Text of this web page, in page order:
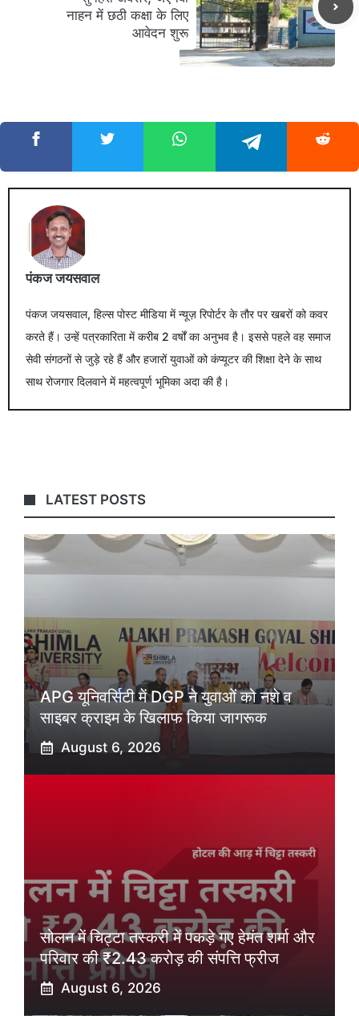
नाहन में छठी कक्षा के लिए
आवेदन शुरू
पंकज जयसवाल
पंकज जयसवाल, हिल्स पोस्ट मीडिया में न्यूज़ रिपोर्टर के तौर पर खबरों को कवर
करते हैं। उन्हें पत्रकारिता में करीब 2 वर्षों का अनुभव है। इससे पहले वह समाज
सेवी संगठनों से जुड़े रहे हैं और हजारों युवाओं को कंप्यूटर की शिक्षा देने के साथ
साथ रोजगार दिलवाने में महत्वपूर्ण भूमिका अदा की है।
LATEST POSTS
APG यूनिवर्सिटी में DGP ने युवाओं को नशे व
साइबर क्राइम के खिलाफ किया जागरूक
August 6, 2026
सोलन में चिट्टा तस्करी में पकड़े गए हेमंत शर्मा और
परिवार की ₹2.43 करोड़ की संपत्ति फ्रीज
August 6, 2026